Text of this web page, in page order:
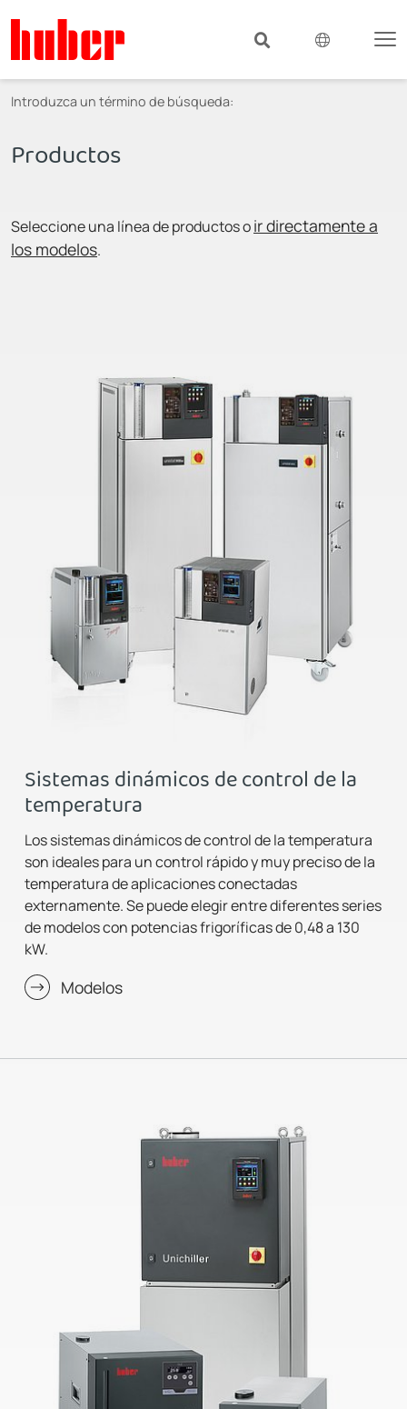
Introduzca un término de búsqueda:
Productos
Seleccione una línea de productos oir directamente a
los modelos.
Sistemas dinámicos de control de la
temperatura
Los sistemas dinámicos de control de la temperatura
son ideales para un control rápido y muy preciso de la
temperatura de aplicaciones conectadas
externamente. Se puede elegir entre diferentes series
de modelos con potencias frigoríficas de 0,48 a 130
kW.
Modelos